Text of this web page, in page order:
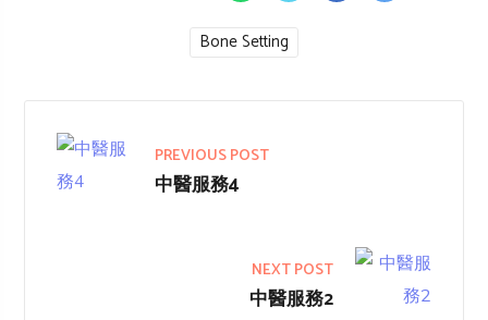
Bone Setting
PREVIOUS POST
中醫服務4
NEXT POST
中醫服務2